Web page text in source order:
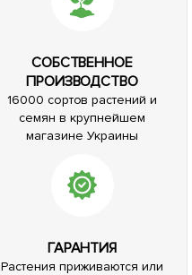
СОБСТВЕННОЕ
ПРОИЗВОДСТВО
16000 сортов растений и
семян в крупнейшем
магазине Украины
ГАРАНТИЯ
Растения приживаются или